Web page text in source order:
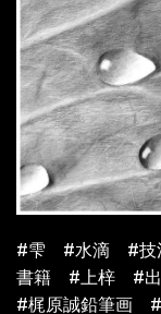
#雫 #水滴 #技
書籍 #上梓 #
#梶原誠鉛筆画 #